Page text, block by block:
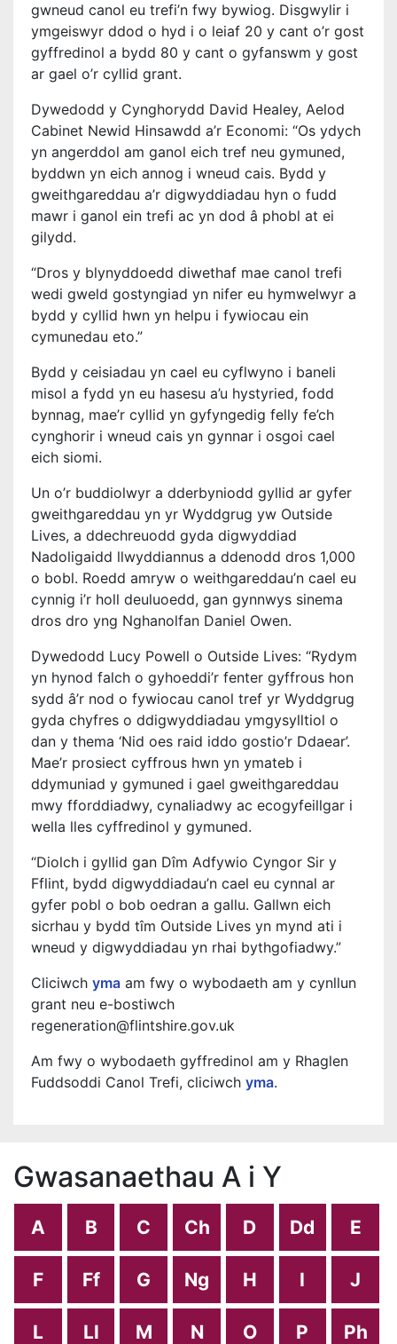
gwneud canol eu trefi’n fwy bywiog. Disgwylir i
ymgeiswyr ddod o hyd i o leiaf 20 y cant o’r gost
gyffredinol a bydd 80 y cant o gyfanswm y gost
ar gael o’r cyllid grant.
Dywedodd y Cynghorydd David Healey, Aelod
Cabinet Newid Hinsawdd a’r Economi: “Os ydych
yn angerddol am ganol eich tref neu gymuned,
byddwn yn eich annog i wneud cais. Bydd y
gweithgareddau a’r digwyddiadau hyn o fudd
mawr i ganol ein trefi ac yn dod â phobl at ei
gilydd.
“Dros y blynyddoedd diwethaf mae canol trefi
wedi gweld gostyngiad yn nifer eu hymwelwyr a
bydd y cyllid hwn yn helpu i fywiocau ein
cymunedau eto.”
Bydd y ceisiadau yn cael eu cyflwyno i baneli
misol a fydd yn eu hasesu a’u hystyried, fodd
bynnag, mae’r cyllid yn gyfyngedig felly fe’ch
cynghorir i wneud cais yn gynnar i osgoi cael
eich siomi.
Un o’r buddiolwyr a dderbyniodd gyllid ar gyfer
gweithgareddau yn yr Wyddgrug yw Outside
Lives, a ddechreuodd gyda digwyddiad
Nadoligaidd llwyddiannus a ddenodd dros 1,000
o bobl. Roedd amryw o weithgareddau’n cael eu
cynnig i’r holl deuluoedd, gan gynnwys sinema
dros dro yng Nghanolfan Daniel Owen.
Dywedodd Lucy Powell o Outside Lives: “Rydym
yn hynod falch o gyhoeddi’r fenter gyffrous hon
sydd â’r nod o fywiocau canol tref yr Wyddgrug
gyda chyfres o ddigwyddiadau ymgysylltiol o
dan y thema ‘Nid oes raid iddo gostio’r Ddaear’.
Mae’r prosiect cyffrous hwn yn ymateb i
ddymuniad y gymuned i gael gweithgareddau
mwy fforddiadwy, cynaliadwy ac ecogyfeillgar i
wella lles cyffredinol y gymuned.
“Diolch i gyllid gan Dîm Adfywio Cyngor Sir y
Fflint, bydd digwyddiadau’n cael eu cynnal ar
gyfer pobl o bob oedran a gallu. Gallwn eich
sicrhau y bydd tîm Outside Lives yn mynd ati i
wneud y digwyddiadau yn rhai bythgofiadwy.”
Cliciwch yma am fwy o wybodaeth am y cynllun
grant neu e-bostiwch
regeneration@flintshire.gov.uk
Am fwy o wybodaeth gyffredinol am y Rhaglen
Fuddsoddi Canol Trefi, cliciwch yma.
Gwasanaethau A i Y
A B C Ch D Dd E
F Ff G Ng H I J
L Ll M N O P Ph